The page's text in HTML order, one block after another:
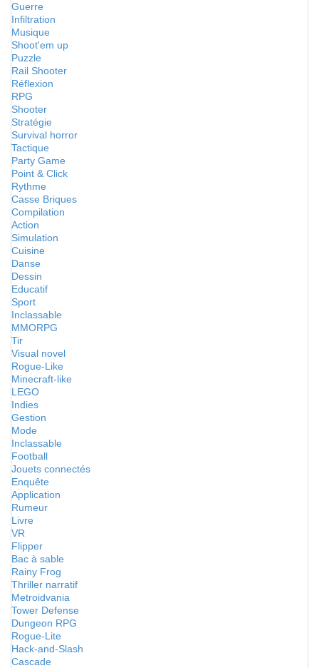
Guerre
Infiltration
Musique
Shoot'em up
Puzzle
Rail Shooter
Réflexion
RPG
Shooter
Stratégie
Survival horror
Tactique
Party Game
Point & Click
Rythme
Casse Briques
Compilation
Action
Simulation
Cuisine
Danse
Dessin
Educatif
Sport
Inclassable
MMORPG
Tir
Visual novel
Rogue-Like
Minecraft-like
LEGO
Indies
Gestion
Mode
Inclassable
Football
Jouets connectés
Enquête
Application
Rumeur
Livre
VR
Flipper
Bac à sable
Rainy Frog
Thriller narratif
Metroidvania
Tower Defense
Dungeon RPG
Rogue-Lite
Hack-and-Slash
Cascade